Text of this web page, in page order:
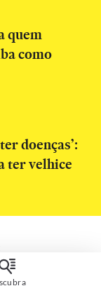
quem
como
doenças’:
ter velhice